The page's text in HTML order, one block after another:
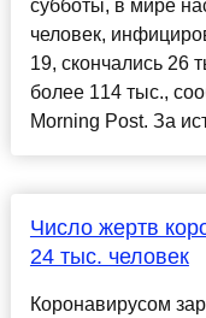
субботы, в мире
человек,
19, скончались 26
более 114 тыс.,
Morning Post. За
Число жертв
24 тыс. человек
Коронавирусом